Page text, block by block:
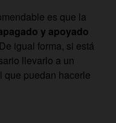
es que la
y apoyado
igual forma, si está
llevarlo a un
que puedan hacerle